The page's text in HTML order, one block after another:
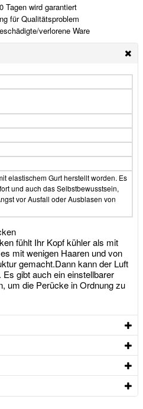
Tagen wird garantiert
für Qualitätsproblem
verlorene Ware
elastischem Gurt herstellt worden. Es
und auch das Selbstbewusstsein,
vor Ausfall oder Ausblasen von
fühlt Ihr Kopf kühler als mit
mit wenigen Haaren und von
gemacht.Dann kann der Luft
gibt auch ein einstellbarer
um die Perücke in Ordnung zu